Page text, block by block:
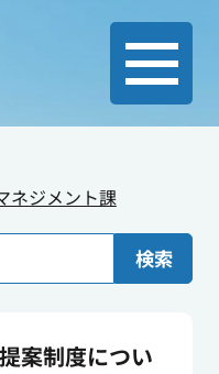
ネジメント課
検索
案制度につい